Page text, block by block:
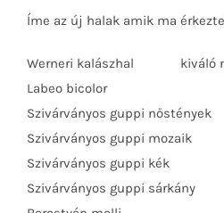
Íme az új halak amik ma
Werneri kalászhal kiváló
Labeo bicolor
Szivárványos guppi nőstények
Szivárványos guppi mozaik
Szivárványos guppi kék
Szivárványos guppi sárkány